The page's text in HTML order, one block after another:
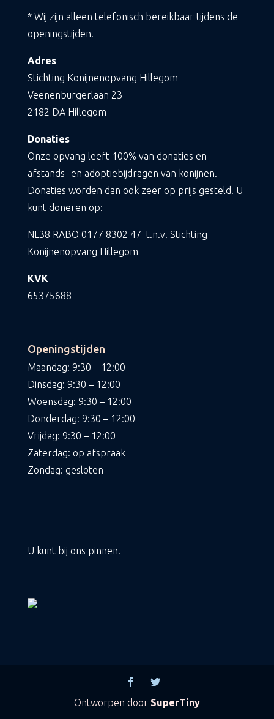
* Wij zijn alleen telefonisch bereikbaar tijdens de
openingstijden.
Adres
Stichting Konijnenopvang Hillegom
Veenenburgerlaan 23
2182 DA Hillegom
Donaties
Onze opvang leeft 100% van donaties en
afstands- en adoptiebijdragen van konijnen.
Donaties worden dan ook zeer op prijs gesteld. U
kunt doneren op:
NL38 RABO 0177 8302 47 t.n.v. Stichting
Konijnenopvang Hillegom
KVK
65375688
Openingstijden
Maandag: 9:30 – 12:00
Dinsdag: 9:30 – 12:00
Woensdag: 9:30 – 12:00
Donderdag: 9:30 – 12:00
Vrijdag: 9:30 – 12:00
Zaterdag: op afspraak
Zondag: gesloten
U kunt bij ons pinnen.
Ontworpen door SuperTiny